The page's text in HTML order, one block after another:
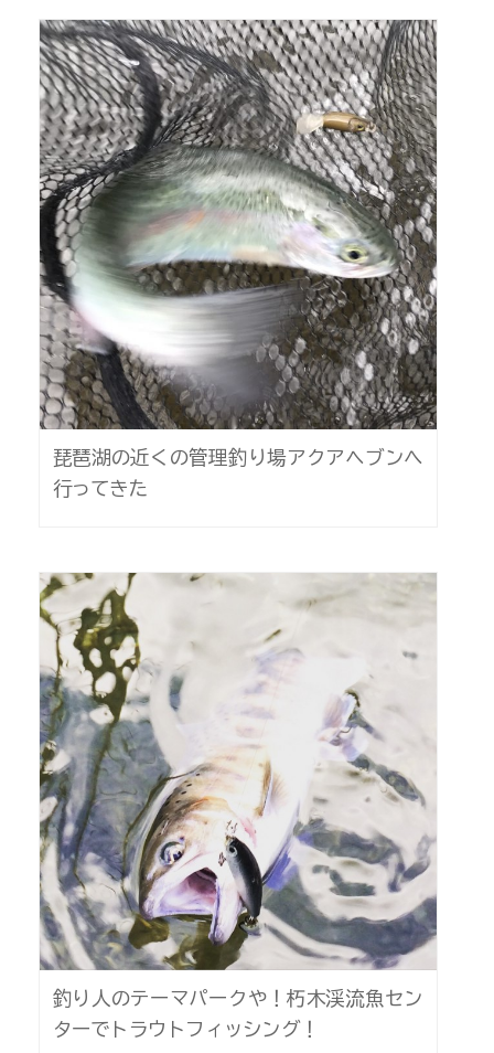
琵琶湖の近くの管理釣り場アクアヘブンへ
行ってきた
釣り人のテーマパークや！朽木渓流魚セン
ターでトラウトフィッシング！